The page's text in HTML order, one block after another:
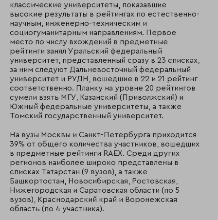
классические университеты, показавшие
высокие результаты в рейтингах по естественно-
научным, инженерно-техническим и
социогуманитарным направлениям. Первое
место по числу вхождений в предметные
рейтинги занял Уральский федеральный
университет, представленный сразу в 23 списках,
за ним следуют Дальневосточный федеральный
университет и РУДН, вошедшие в 22 и 21 рейтинг
соответственно. Планку на уровне 20 рейтингов
сумели взять МГУ, Казанский (Приволжский) и
Южный федеральные университеты, а также
Томский государственный университет.
На вузы Москвы и Санкт-Петербурга приходится
39% от общего количества участников, вошедших
в предметные рейтинги RAEX. Среди других
регионов наиболее широко представлены в
списках Татарстан (9 вузов), а также
Башкортостан, Новосибирская, Ростовская,
Нижегородская и Саратовская области (по 5
вузов), Краснодарский край и Воронежская
область (по 4 участника).